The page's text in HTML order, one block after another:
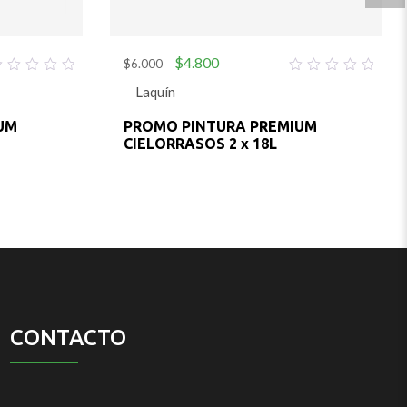
5
$6.000 $4.800
Laquín
PROMO PINTURA PREMIUM
CIELORRASOS 2 x 18L
CONTACTO